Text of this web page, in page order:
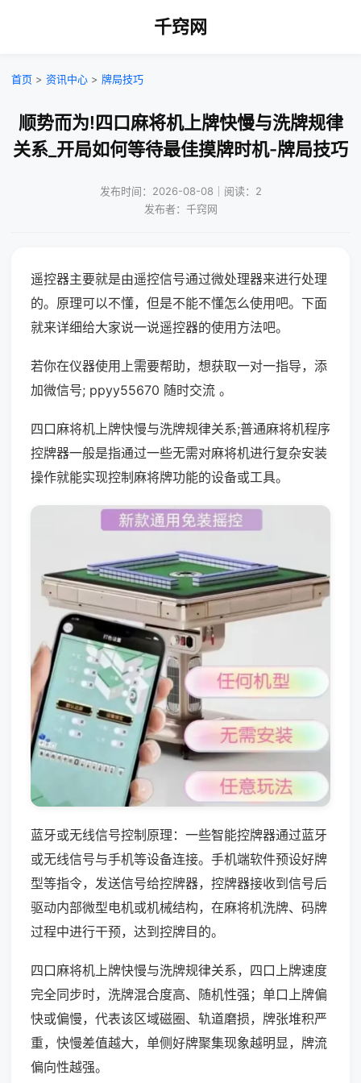
千窍网
首页 > 资讯中心 > 牌局技巧
顺势而为!四口麻将机上牌快慢与洗牌规律
关系_开局如何等待最佳摸牌时机-牌局技巧
发布时间：2026-08-08｜阅读：2
发布者：千窍网
遥控器主要就是由遥控信号通过微处理器来进行处理
的。原理可以不懂，但是不能不懂怎么使用吧。下面
就来详细给大家说一说遥控器的使用方法吧。
若你在仪器使用上需要帮助，想获取一对一指导，添
加微信号; ppyy55670 随时交流 。
四口麻将机上牌快慢与洗牌规律关系;普通麻将机程序
控牌器一般是指通过一些无需对麻将机进行复杂安装
操作就能实现控制麻将牌功能的设备或工具。
蓝牙或无线信号控制原理：一些智能控牌器通过蓝牙
或无线信号与手机等设备连接。手机端软件预设好牌
型等指令，发送信号给控牌器，控牌器接收到信号后
驱动内部微型电机或机械结构，在麻将机洗牌、码牌
过程中进行干预，达到控牌目的。
四口麻将机上牌快慢与洗牌规律关系，四口上牌速度
完全同步时，洗牌混合度高、随机性强；单口上牌偏
快或偏慢，代表该区域磁圈、轨道磨损，牌张堆积严
重，快慢差值越大，单侧好牌聚集现象越明显，牌流
偏向性越强。